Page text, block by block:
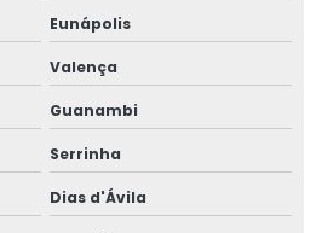
Eunápolis
Valença
Guanambi
Serrinha
Dias d'Ávila